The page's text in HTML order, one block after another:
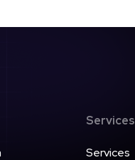
Services
Services